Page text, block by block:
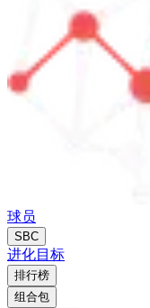
球员
SBC
进化目标
排行榜
组合包